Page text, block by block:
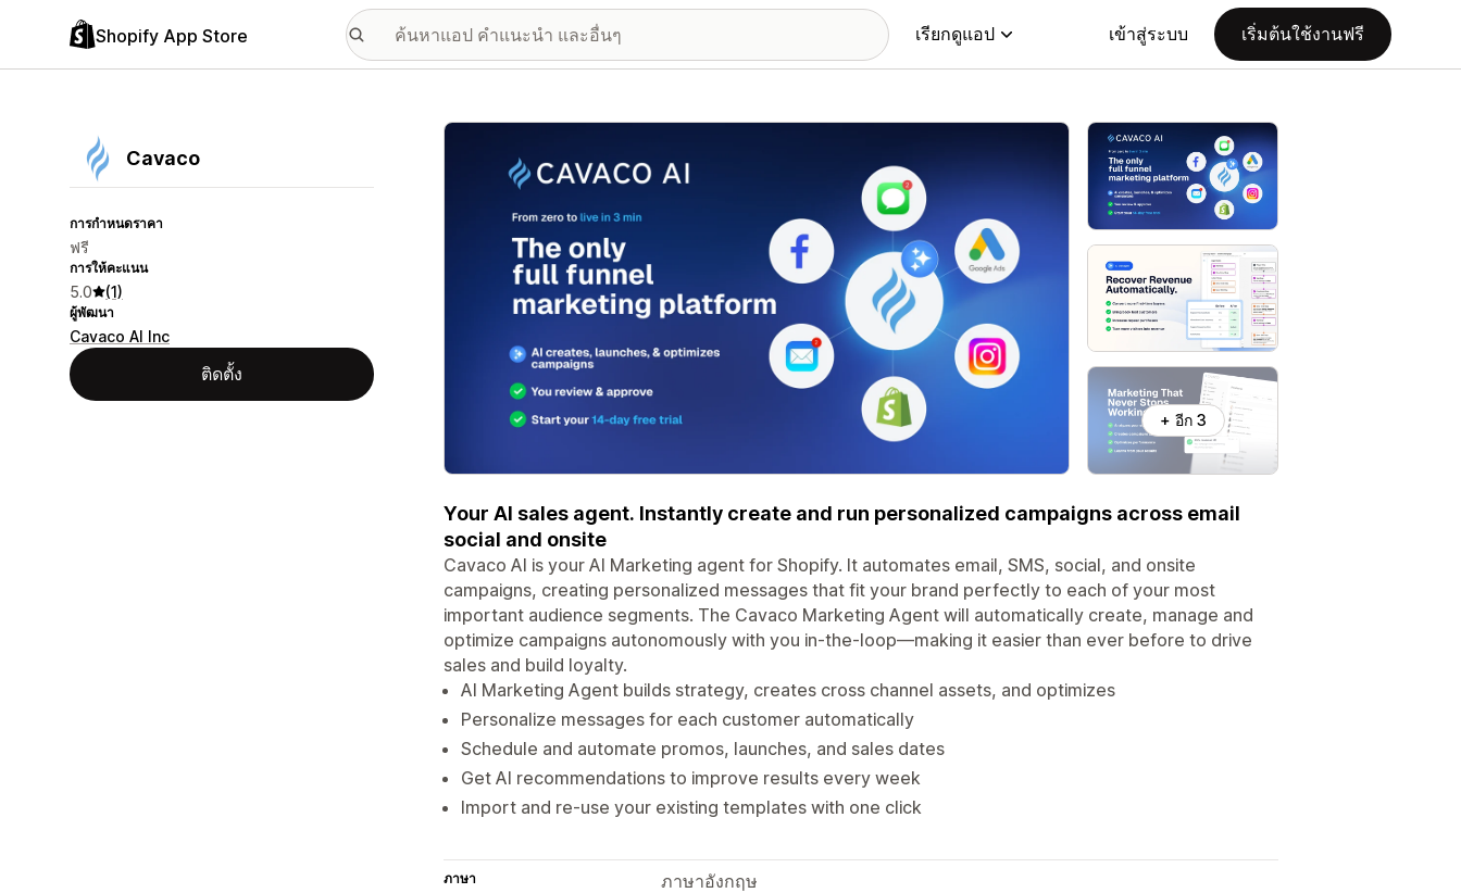
Shopify App Store เรียกดูแอป เข้าสู่ระบบ เริ่มต้นใช้งานฟรี
Cavaco
การกำหนดราคา
ฟรี
การให้คะแนน
5.0 (1)
ผู้พัฒนา
Cavaco AI Inc
ติดตั้ง
แกลเลอรีรูปภาพที่แสดง
+ อีก 3
Your AI sales agent. Instantly create and run personalized campaigns across email
social and onsite
Cavaco AI is your AI Marketing agent for Shopify. It automates email, SMS, social, and onsite
campaigns, creating personalized messages that fit your brand perfectly to each of your most
important audience segments. The Cavaco Marketing Agent will automatically create, manage and
optimize campaigns autonomously with you in-the-loop—making it easier than ever before to drive
sales and build loyalty.
AI Marketing Agent builds strategy, creates cross channel assets, and optimizes
Personalize messages for each customer automatically
Schedule and automate promos, launches, and sales dates
Get AI recommendations to improve results every week
Import and re-use your existing templates with one click
ภาษา
ภาษาอังกฤษ